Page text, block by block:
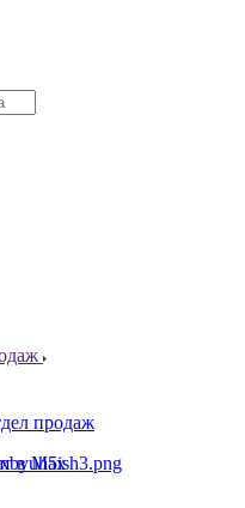
продаж
в Max